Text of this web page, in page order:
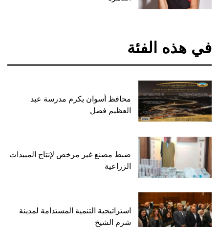
في هذه الفئة
محافظ أسوان يكرم مدرسة عبد
العظيم فضل
ضبط مصنع غير مرخص لإنتاج المبيدات
الزراعية
استراتيجية التنمية المستدامة لمدينة
شرم الشيخ